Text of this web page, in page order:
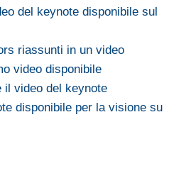
del keynote disponibile sul
riassunti in un video
video disponibile
il video del keynote
disponibile per la visione su